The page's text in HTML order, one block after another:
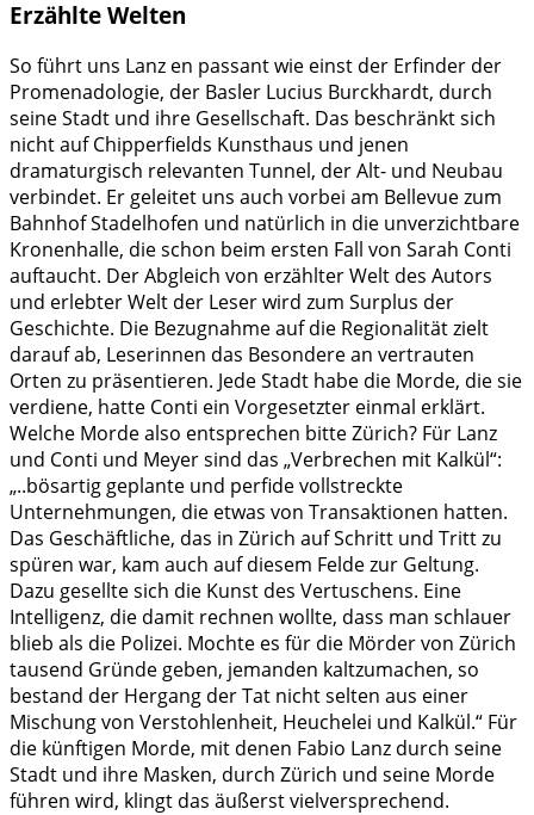
Erzählte Welten
So führt uns Lanz en passant wie einst der Erfinder der
Promenadologie, der Basler Lucius Burckhardt, durch
seine Stadt und ihre Gesellschaft. Das beschränkt sich
nicht auf Chipperfields Kunsthaus und jenen
dramaturgisch relevanten Tunnel, der Alt- und Neubau
verbindet. Er geleitet uns auch vorbei am Bellevue zum
Bahnhof Stadelhofen und natürlich in die unverzichtbare
Kronenhalle, die schon beim ersten Fall von Sarah Conti
auftaucht. Der Abgleich von erzählter Welt des Autors
und erlebter Welt der Leser wird zum Surplus der
Geschichte. Die Bezugnahme auf die Regionalität zielt
darauf ab, Leserinnen das Besondere an vertrauten
Orten zu präsentieren. Jede Stadt habe die Morde, die sie
verdiene, hatte Conti ein Vorgesetzter einmal erklärt.
Welche Morde also entsprechen bitte Zürich? Für Lanz
und Conti und Meyer sind das „Verbrechen mit Kalkül“:
„..bösartig geplante und perfide vollstreckte
Unternehmungen, die etwas von Transaktionen hatten.
Das Geschäftliche, das in Zürich auf Schritt und Tritt zu
spüren war, kam auch auf diesem Felde zur Geltung.
Dazu gesellte sich die Kunst des Vertuschens. Eine
Intelligenz, die damit rechnen wollte, dass man schlauer
blieb als die Polizei. Mochte es für die Mörder von Zürich
tausend Gründe geben, jemanden kaltzumachen, so
bestand der Hergang der Tat nicht selten aus einer
Mischung von Verstohlenheit, Heuchelei und Kalkül.“ Für
die künftigen Morde, mit denen Fabio Lanz durch seine
Stadt und ihre Masken, durch Zürich und seine Morde
führen wird, klingt das äußerst vielversprechend.